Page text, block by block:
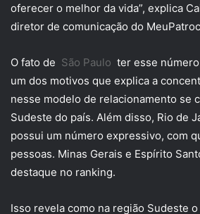
oferecer o melhor da vida”, explica
diretor de comunicação do
O fato de São Paulo ter esse
um dos motivos que explica a
nesse modelo de relacionamento se
Sudeste do país. Além disso, Rio de
possui um número expressivo, com
pessoas. Minas Gerais e Espírito
destaque no ranking.
Isso revela como na região Sudeste